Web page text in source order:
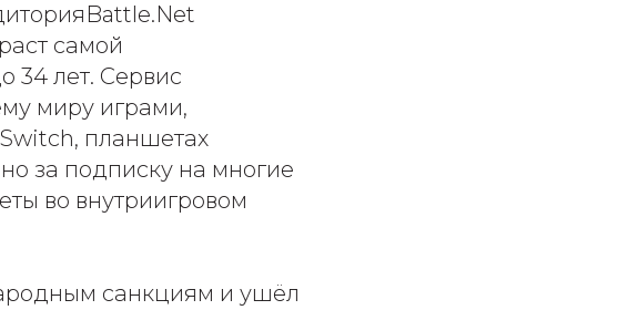
самой
34 лет. Сервис
миру играми,
планшетах
за подписку на многие
во внутриигровом
санкциям и ушёл